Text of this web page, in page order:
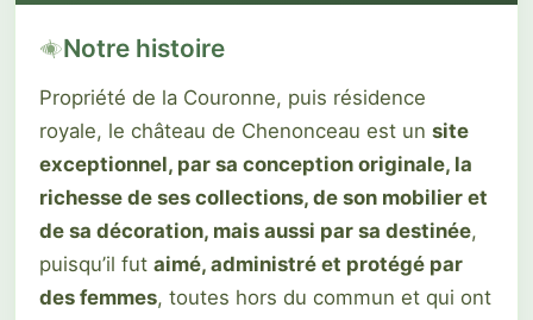
Notre histoire
Propriété de la Couronne, puis résidence
royale, le château de Chenonceau est un site
exceptionnel, par sa conception originale, la
richesse de ses collections, de son mobilier et
de sa décoration, mais aussi par sa destinée,
puisqu’il fut aimé, administré et protégé par
des femmes, toutes hors du commun et qui ont